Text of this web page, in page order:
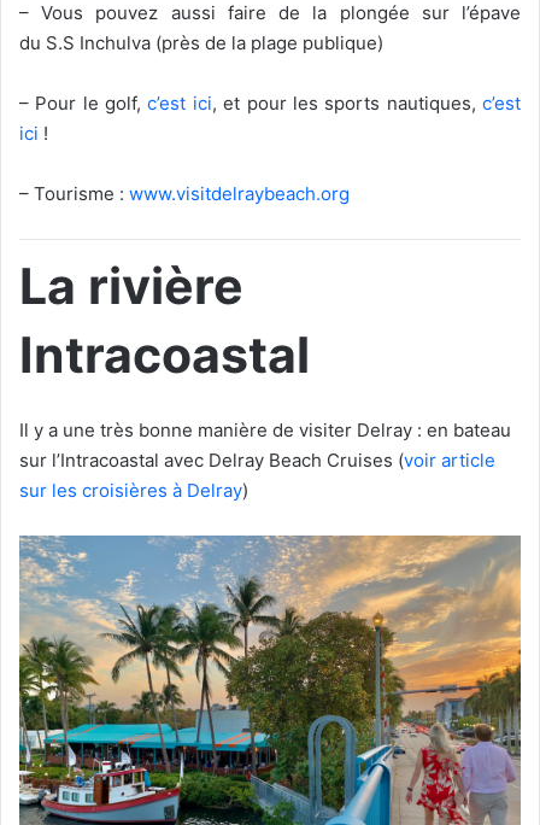
– Vous pouvez aussi faire de la plongée sur l’épave
du S.S Inchulva (près de la plage publique)
– Pour le golf,c’est ici, et pour les sports nautiques,c’est
ici !
– Tourisme : www.visitdelraybeach.org
La rivière
Intracoastal
Il y a une très bonne manière de visiter Delray : en bateau
sur l’Intracoastal avec Delray Beach Cruises (voir article
sur les croisières à Delray)